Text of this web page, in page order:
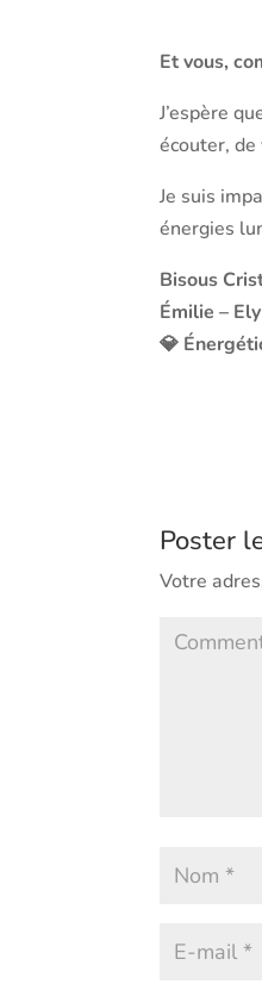
Et vous,
J’espère
écouter,
Je suis
énergies
Bisous
Émilie –
💎
Poster
Votre